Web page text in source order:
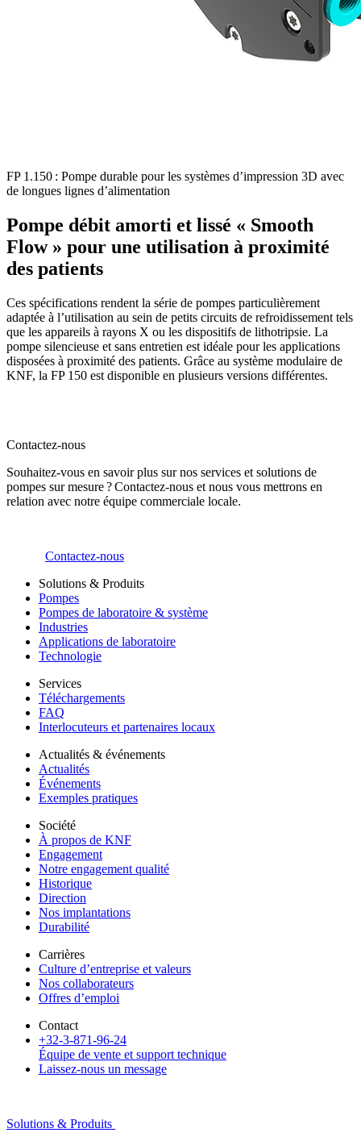
FP 1.150 : Pompe durable pour les systèmes d’impression 3D avec
de longues lignes d’alimentation
Pompe débit amorti et lissé « Smooth
Flow » pour une utilisation à proximité
des patients
Ces spécifications rendent la série de pompes particulièrement
adaptée à l’utilisation au sein de petits circuits de refroidissement tels
que les appareils à rayons X ou les dispositifs de lithotripsie. La
pompe silencieuse et sans entretien est idéale pour les applications
disposées à proximité des patients. Grâce au système modulaire de
KNF, la FP 150 est disponible en plusieurs versions différentes.
Contactez-nous
Souhaitez-vous en savoir plus sur nos services et solutions de
pompes sur mesure ? Contactez-nous et nous vous mettrons en
relation avec notre équipe commerciale locale.
Contactez-nous
Solutions & Produits
Pompes
Pompes de laboratoire & système
Industries
Applications de laboratoire
Technologie
Services
Téléchargements
FAQ
Interlocuteurs et partenaires locaux
Actualités & événements
Actualités
Événements
Exemples pratiques
Société
À propos de KNF
Engagement
Notre engagement qualité
Historique
Direction
Nos implantations
Durabilité
Carrières
Culture d’entreprise et valeurs
Nos collaborateurs
Offres d’emploi
Contact
+32-3-871-96-24
Équipe de vente et support technique
Laissez-nous un message
Solutions & Produits